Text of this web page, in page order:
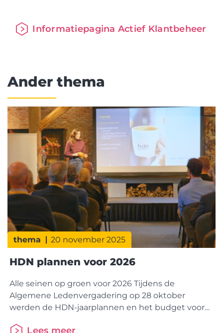
Informatiepagina Actief Klantbeheer
Ander thema
thema 20 november 2025
HDN plannen voor 2026
Alle seinen op groen voor 2026 Tijdens de
Algemene Ledenvergadering op 28 oktober
werden de HDN-jaarplannen en het budget voor
Lees meer